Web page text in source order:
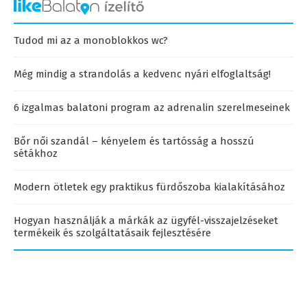
Tudod mi az a monoblokkos wc?
Még mindig a strandolás a kedvenc nyári elfoglaltság!
6 izgalmas balatoni program az adrenalin szerelmeseinek
Bőr női szandál – kényelem és tartósság a hosszú
sétákhoz
Modern ötletek egy praktikus fürdőszoba kialakításához
Hogyan használják a márkák az ügyfél-visszajelzéseket
termékeik és szolgáltatásaik fejlesztésére